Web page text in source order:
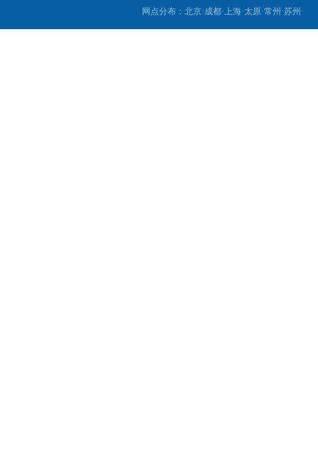
网点分布：北京·成都·上海·太原·常州·苏州·